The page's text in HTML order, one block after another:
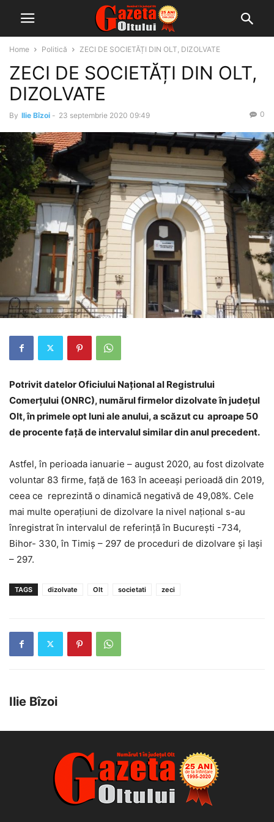
Home Politică ZECI DE SOCIETĂȚI DIN OLT, DIZOLVATE
ZECI DE SOCIETĂȚI DIN OLT,
DIZOLVATE
By Ilie Bîzoi - 23 septembrie 2020 09:49 0
Potrivit datelor Oficiului Naţional al Registrului
Comerţului (ONRC), numărul firmelor dizolvate în judeţul
Olt, în primele opt luni ale anului, a scăzut cu aproape 50
de procente faţă de intervalul similar din anul precedent.
Astfel, în perioada ianuarie – august 2020, au fost dizolvate
voluntar 83 firme, faţă de 163 în aceeaşi perioadă din 2019,
ceea ce reprezintă o dinamică negativă de 49,08%. Cele
mai multe operaţiuni de dizolvare la nivel naţional s-au
înregistrat în intervalul de referință în Bucureşti -734,
Bihor- 330, în Timiş – 297 de proceduri de dizolvare și Iași
– 297.
TAGS dizolvate Olt societati zeci
Ilie Bîzoi